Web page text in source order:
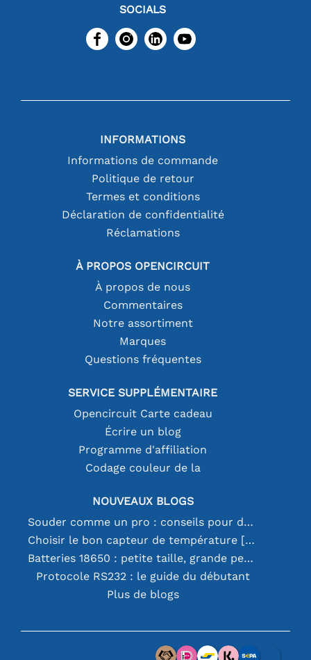
SOCIALS
INFORMATIONS
Informations de commande
Politique de retour
Termes et conditions
Déclaration de confidentialité
Réclamations
À PROPOS OPENCIRCUIT
À propos de nous
Commentaires
Notre assortiment
Marques
Questions fréquentes
SERVICE SUPPLÉMENTAIRE
Opencircuit Carte cadeau
Écrire un blog
Programme d'affiliation
Codage couleur de la
NOUVEAUX BLOGS
Souder comme un pro : conseils pour des connexions électroniques parfaites
Choisir le bon capteur de température [youtube]
Batteries 18650 : petite taille, grande performance
Protocole RS232 : le guide du débutant
Plus de blogs